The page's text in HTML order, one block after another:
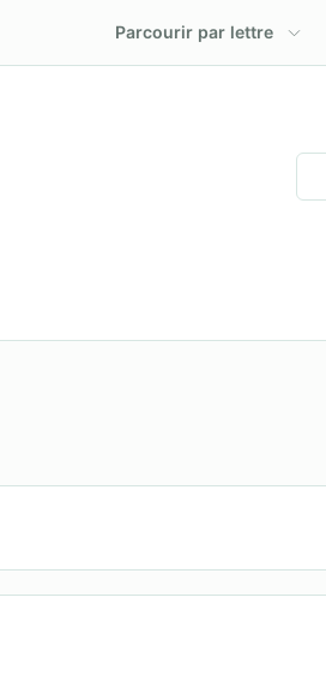
Parcourir par lettre